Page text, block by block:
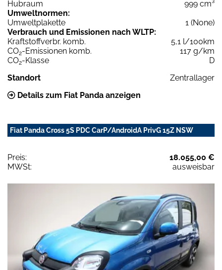
Hubraum
999 cm³
Umweltnormen:
Umweltplakette
1 (None)
Verbrauch und Emissionen nach WLTP:
Kraftstoffverbr. komb.
5,1 l/100km
CO2-Emissionen komb.
117 g/km
CO2-Klasse
D
Standort
Zentrallager
Details zum Fiat Panda anzeigen
Fiat Panda Cross 5S PDC CarP/AndroidA PrivG 15Z NSW
Preis:
18.055,00 €
MWSt:
ausweisbar